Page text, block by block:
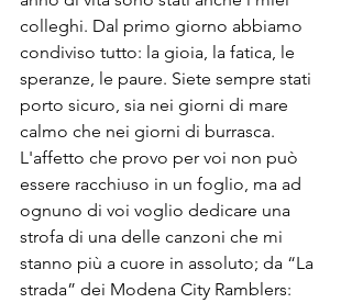
colleghi. Dal primo giorno abbiamo
condiviso tutto: la gioia, la fatica, le
speranze, le paure. Siete sempre stati
porto sicuro, sia nei giorni di mare
calmo che nei giorni di burrasca.
L'affetto che provo per voi non può
essere racchiuso in un foglio, ma ad
ognuno di voi voglio dedicare una
strofa di una delle canzoni che mi
stanno più a cuore in assoluto; da “La
strada” dei Modena City Ramblers: